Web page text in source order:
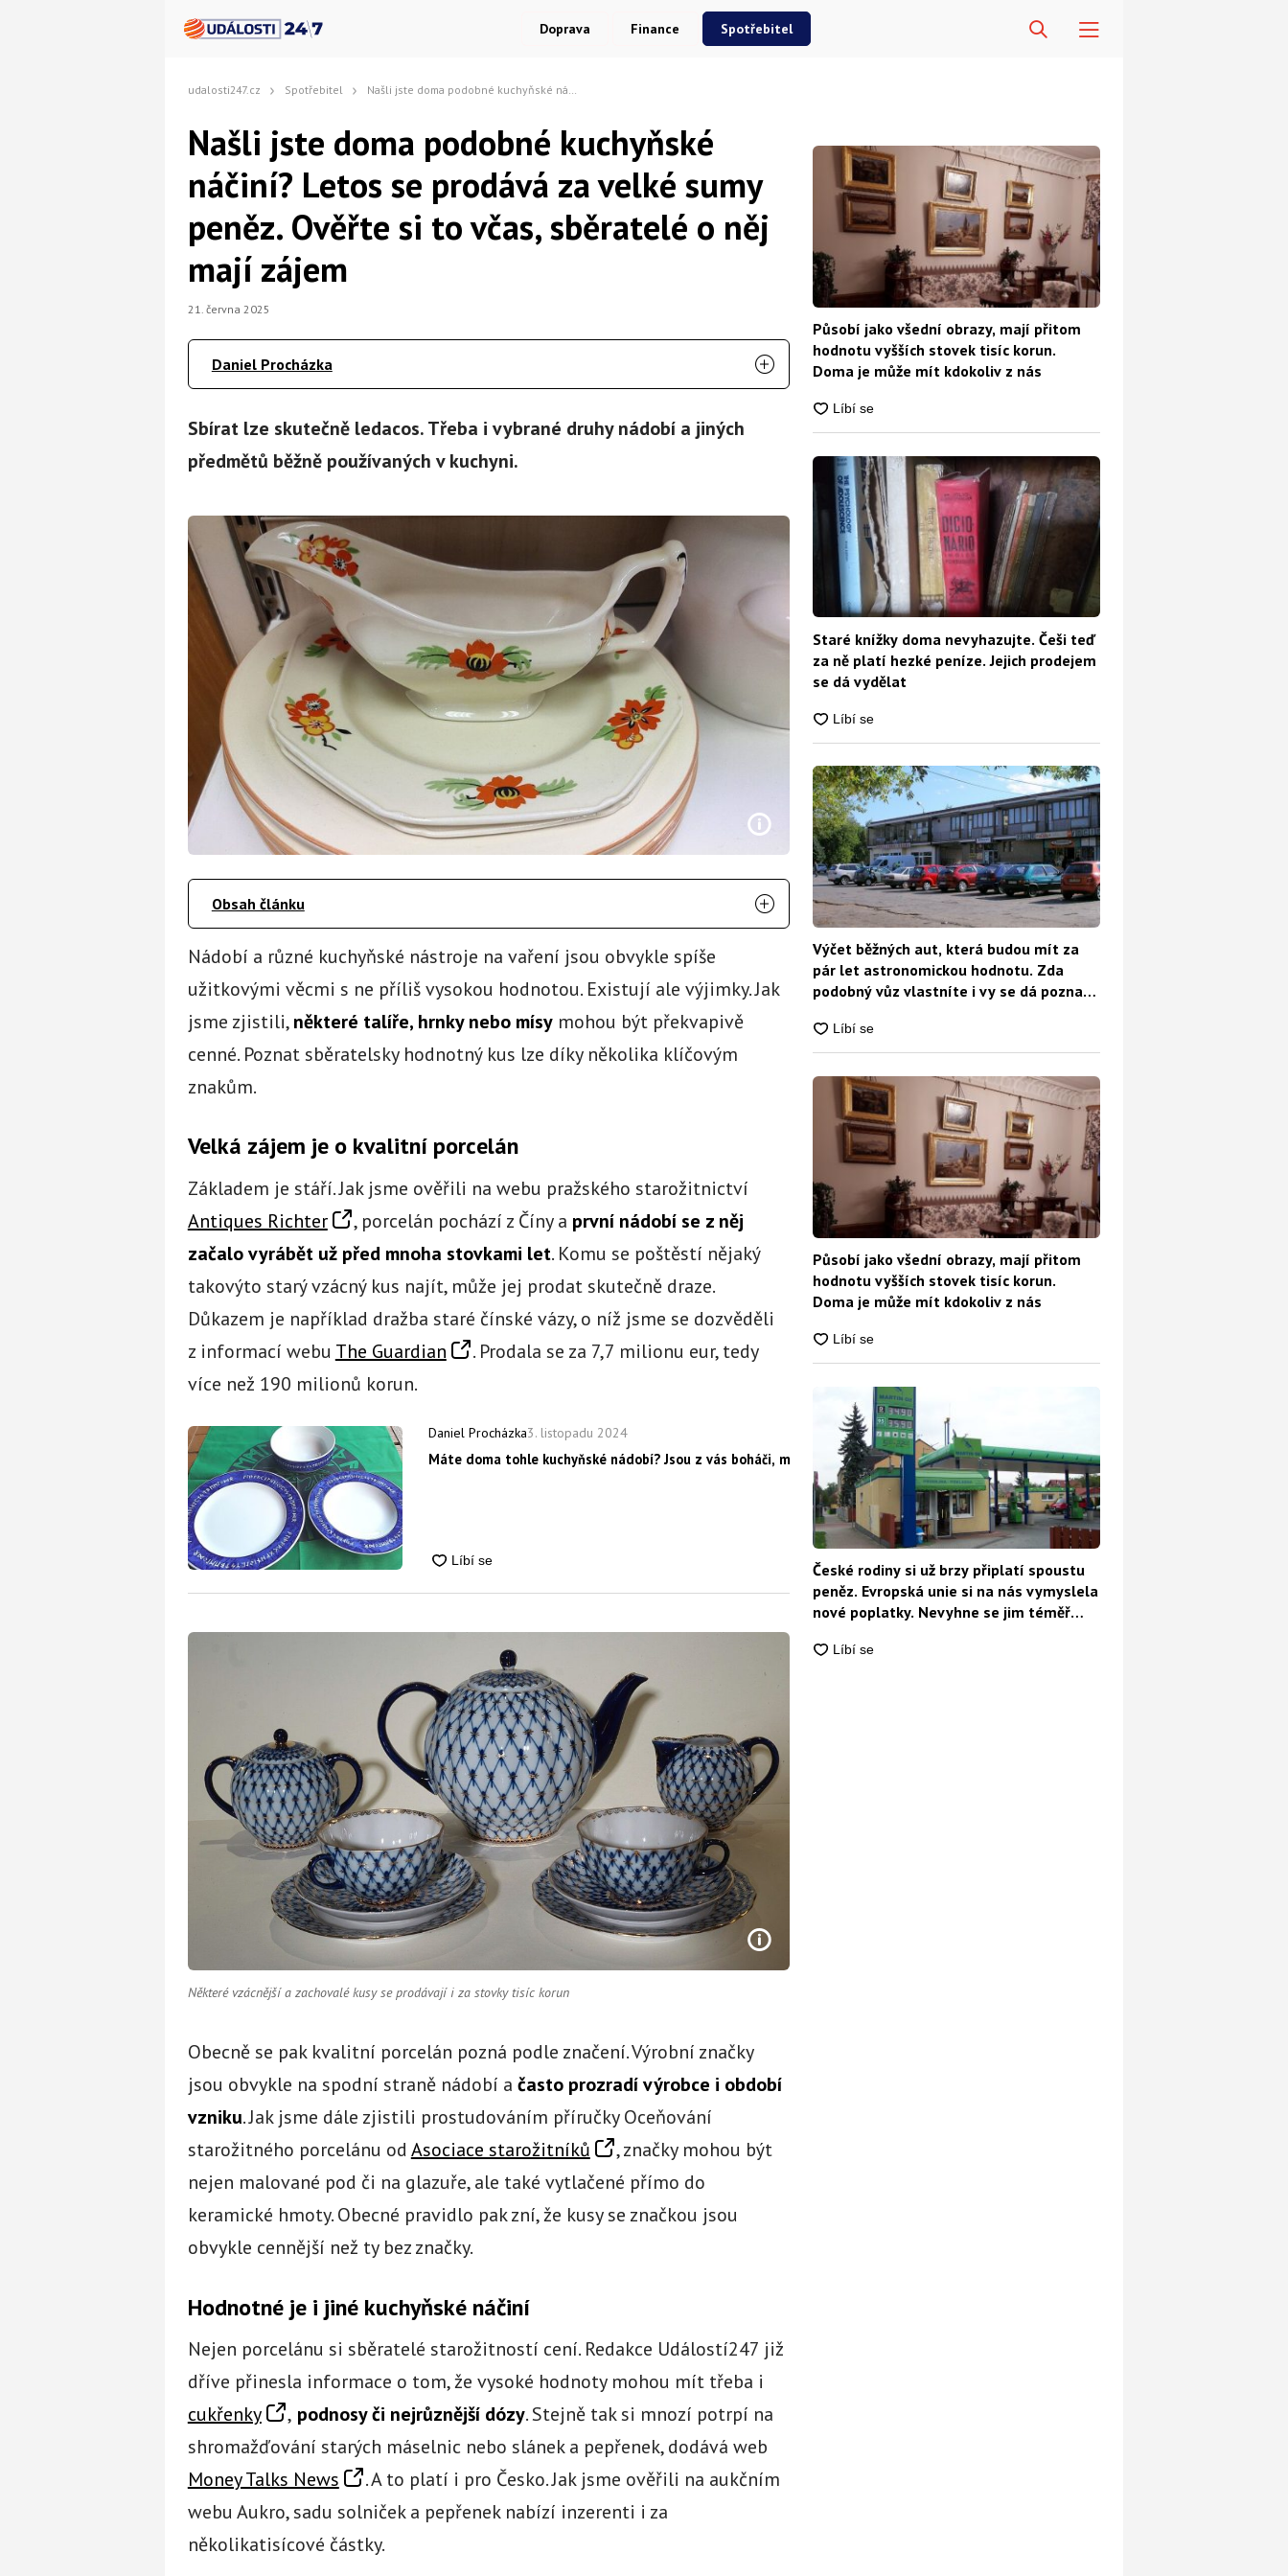
Doprava Finance Spotřebitel
udalosti247.cz Spotřebitel Našli jste doma podobné kuchyňské náčiní? Letos se prodává za velké sumy peněz. Ověřte si to včas, sběratelé o něj mají zájem
Našli jste doma podobné kuchyňské
náčiní? Letos se prodává za velké sumy
peněz. Ověřte si to včas, sběratelé o něj
mají zájem
21. června 2025
Daniel Procházka
Sbírat lze skutečně ledacos. Třeba i vybrané druhy nádobí a jiných
předmětů běžně používaných v kuchyni.
Obsah článku
Nádobí a různé kuchyňské nástroje na vaření jsou obvykle spíše
užitkovými věcmi s ne příliš vysokou hodnotou. Existují ale výjimky. Jak
jsme zjistili,některé talíře, hrnky nebo mísymohou být překvapivě
cenné. Poznat sběratelsky hodnotný kus lze díky několika klíčovým
znakům.
Velká zájem je o kvalitní porcelán
Základem je stáří. Jak jsme ověřili na webu pražského starožitnictví
Antiques Richter
, porcelán pochází z Číny a první nádobí se z něj
začalo vyrábět už před mnoha stovkami let. Komu se poštěstí nějaký
takovýto starý vzácný kus najít, může jej prodat skutečně draze.
Důkazem je například dražba staré čínské vázy, o níž jsme se dozvěděli
z informací webu The Guardian
. Prodala se za 7,7 milionu eur, tedy
více než 190 milionů korun.
Daniel Procházka3. listopadu 2024
Máte doma tohle kuchyňské nádobí? Jsou z vás boháči, má obří hodnotu. Kdo si to včas neověří, peníze nedostane
Některé vzácnější a zachovalé kusy se prodávají i za stovky tisíc korun
Obecně se pak kvalitní porcelán pozná podle značení. Výrobní značky
jsou obvykle na spodní straně nádobí a často prozradí výrobce i období
vzniku. Jak jsme dále zjistili prostudováním příručky Oceňování
starožitného porcelánu odAsociace starožitníků
, značky mohou být
nejen malované pod či na glazuře, ale také vytlačené přímo do
keramické hmoty. Obecné pravidlo pak zní, že kusy se značkou jsou
obvykle cennější než ty bez značky.
Hodnotné je i jiné kuchyňské náčiní
Nejen porcelánu si sběratelé starožitností cení. Redakce Událostí247 již
dříve přinesla informace o tom, že vysoké hodnoty mohou mít třeba i
cukřenky
, podnosy či nejrůznější dózy. Stejně tak si mnozí potrpí na
shromažďování starých máselnic nebo slánek a pepřenek, dodává web
Money Talks News
. A to platí i pro Česko. Jak jsme ověřili na aukčním
webu Aukro, sadu solniček a pepřenek nabízí inzerenti i za
několikatisícové částky.
Působí jako všední obrazy, mají přitom
hodnotu vyšších stovek tisíc korun.
Doma je může mít kdokoliv z nás
Staré knížky doma nevyhazujte. Češi teď
za ně platí hezké peníze. Jejich prodejem
se dá vydělat
Výčet běžných aut, která budou mít za
pár let astronomickou hodnotu. Zda
podobný vůz vlastníte i vy se dá poznat
Působí jako všední obrazy, mají přitom
hodnotu vyšších stovek tisíc korun.
Doma je může mít kdokoliv z nás
České rodiny si už brzy připlatí spoustu
peněz. Evropská unie si na nás vymyslela
nové poplatky. Nevyhne se jim téměř